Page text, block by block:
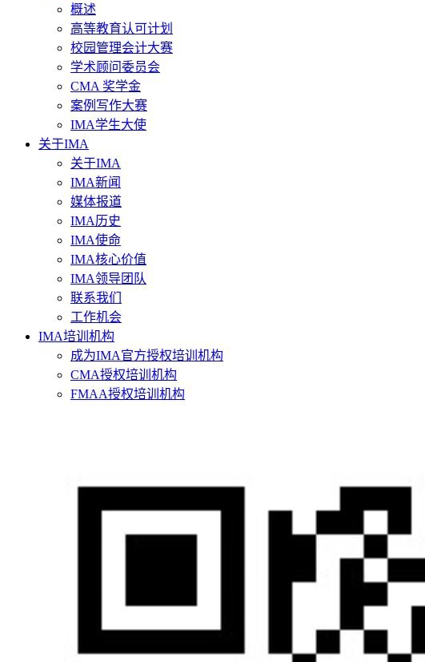
概述
高等教育认可计划
校园管理会计大赛
学术顾问委员会
CMA 奖学金
案例写作大赛
IMA学生大使
关于IMA
关于IMA
IMA新闻
媒体报道
IMA历史
IMA使命
IMA核心价值
IMA领导团队
联系我们
工作机会
IMA培训机构
成为IMA官方授权培训机构
CMA授权培训机构
FMAA授权培训机构